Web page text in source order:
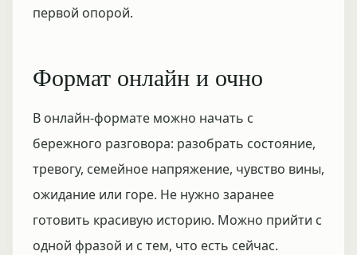
первой опорой.
Формат онлайн и очно
В онлайн-формате можно начать с
бережного разговора: разобрать состояние,
тревогу, семейное напряжение, чувство вины,
ожидание или горе. Не нужно заранее
готовить красивую историю. Можно прийти с
одной фразой и с тем, что есть сейчас.